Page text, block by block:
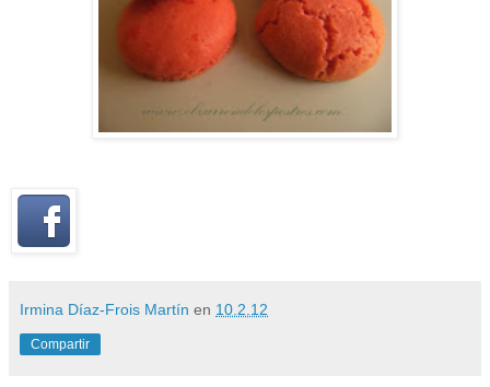
Irmina Díaz-Frois Martín en 10.2.12
Compartir